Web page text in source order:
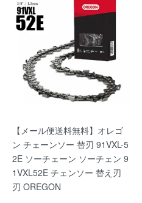
【メール便送料無料】オレゴ
ン チェーンソー 替刃 91VXL-5
2E ソーチェーン ソーチェン 9
1VXL52E チェンソー 替え刃
刃 OREGON